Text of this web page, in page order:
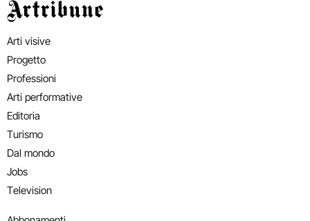
Artribune
Arti visive
Progetto
Professioni
Arti performative
Editoria
Turismo
Dal mondo
Jobs
Television